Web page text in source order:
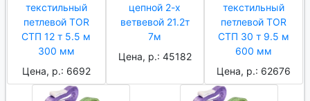
текстильный
петлевой TOR
СТП 12 т 5.5 м
300 мм
Цена, р.: 6692
цепной 2-х
ветвевой 21.2т
7м
Цена, р.: 45182
текстильный
петлевой TOR
СТП 30 т 9.5 м
600 мм
Цена, р.: 62676